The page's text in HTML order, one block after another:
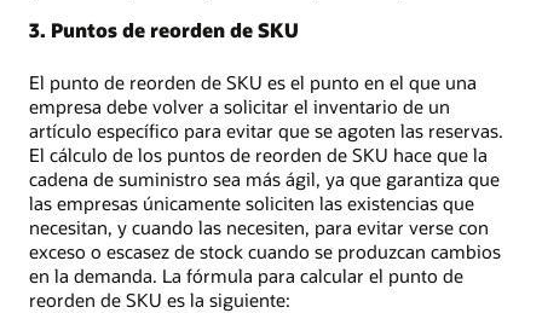
3. Puntos de reorden de SKU
El punto de reorden de SKU es el punto en el que una
empresa debe volver a solicitar el inventario de un
artículo específico para evitar que se agoten las reservas.
El cálculo de los puntos de reorden de SKU hace que la
cadena de suministro sea más ágil, ya que garantiza que
las empresas únicamente soliciten las existencias que
necesitan, y cuando las necesiten, para evitar verse con
exceso o escasez de stock cuando se produzcan cambios
en la demanda. La fórmula para calcular el punto de
reorden de SKU es la siguiente: